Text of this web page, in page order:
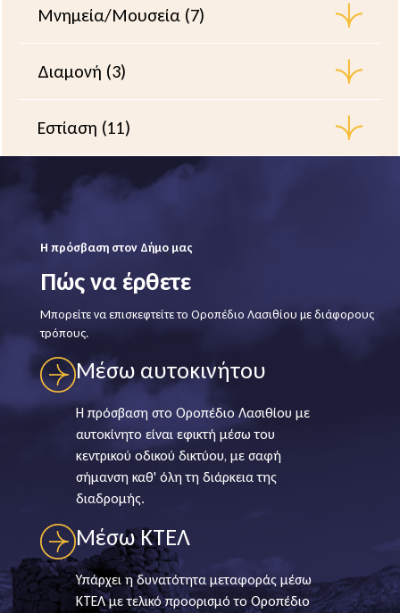
Μνημεία/Μουσεία (7)
Διαμονή (3)
Εστίαση (11)
Η πρόσβαση στον Δήμο μας
Πώς να έρθετε
Μπορείτε να επισκεφτείτε το Οροπέδιο Λασιθίου με διάφορους
τρόπους.
Μέσω αυτοκινήτου
Η πρόσβαση στο Οροπέδιο Λασιθίου με
αυτοκίνητο είναι εφικτή μέσω του
κεντρικού οδικού δικτύου, με σαφή
σήμανση καθ' όλη τη διάρκεια της
διαδρομής.
Μέσω ΚΤΕΛ
Υπάρχει η δυνατότητα μεταφοράς μέσω
ΚΤΕΛ με τελικό προορισμό το Οροπέδιο